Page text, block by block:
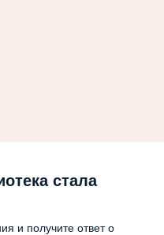
стала
и получите ответ о